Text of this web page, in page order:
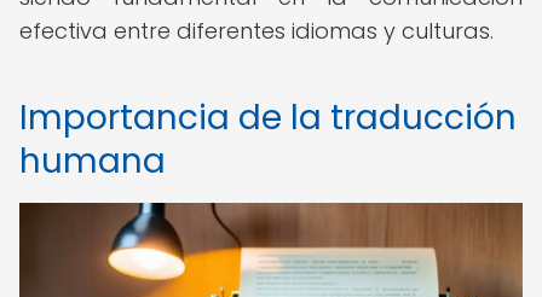
efectiva entre diferentes idiomas y culturas.
Importancia de la traducción
humana